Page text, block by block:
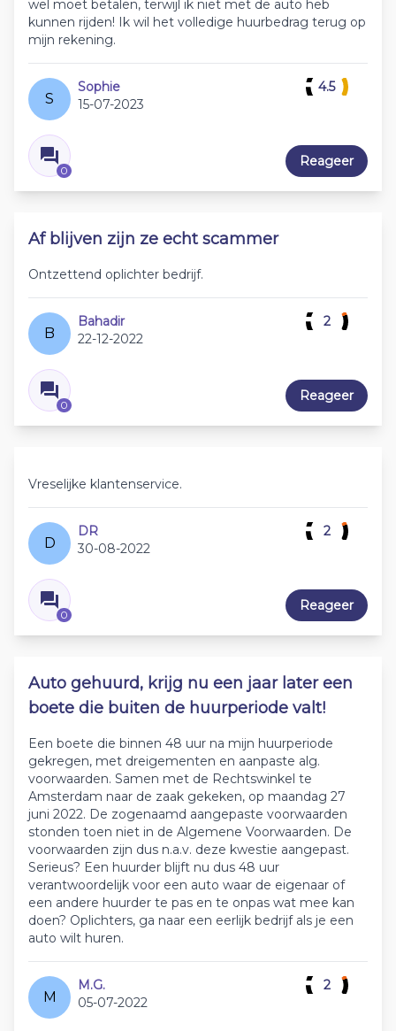
wel moet betalen, terwijl ik niet met de auto heb
kunnen rijden! Ik wil het volledige huurbedrag terug op
mijn rekening.
S
Sophie
15-07-2023
0
4.5
Reageer
Af blijven zijn ze echt scammer
Ontzettend oplichter bedrijf.
B
Bahadir
22-12-2022
0
2
Reageer
Vreselijke klantenservice.
D
DR
30-08-2022
0
2
Reageer
Auto gehuurd, krijg nu een jaar later een
boete die buiten de huurperiode valt!
Een boete die binnen 48 uur na mijn huurperiode
gekregen, met dreigementen en aanpaste alg.
voorwaarden. Samen met de Rechtswinkel te
Amsterdam naar de zaak gekeken, op maandag 27
juni 2022. De zogenaamd aangepaste voorwaarden
stonden toen niet in de Algemene Voorwaarden. De
voorwaarden zijn dus n.a.v. deze kwestie aangepast.
Serieus? Een huurder blijft nu dus 48 uur
verantwoordelijk voor een auto waar de eigenaar of
een andere huurder te pas en te onpas wat mee kan
doen? Oplichters, ga naar een eerlijk bedrijf als je een
auto wilt huren.
M
M.G.
05-07-2022
2